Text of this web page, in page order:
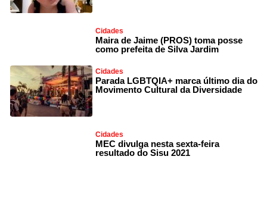
Cidades
Maira de Jaime (PROS) toma posse
como prefeita de Silva Jardim
Cidades
Parada LGBTQIA+ marca último dia do
Movimento Cultural da Diversidade
Cidades
MEC divulga nesta sexta-feira
resultado do Sisu 2021